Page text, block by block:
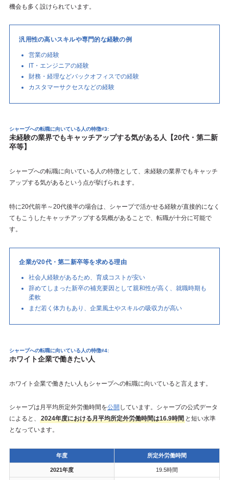
機会も多く設けられています。
汎用性の高いスキルや専門的な経験の例
営業の経験
IT・エンジニアの経験
財務・経理などバックオフィスでの経験
カスタマーサクセスなどの経験
シャープへの転職に向いている人の特徴#3:
未経験の業界でもキャッチアップする気がある人【20代・第二新
卒等】
シャープへの転職に向いている人の特徴として、未経験の業界でもキャッチ
アップする気があるという点が挙げられます。
特に20代前半～20代後半の場合は、シャープで活かせる経験が直接的になく
てもこうしたキャッチアップする気概があることで、転職が十分に可能で
す。
企業が20代・第二新卒等を求める理由
社会人経験があるため、育成コストが安い
辞めてしまった新卒の補充要因として親和性が高く、就職時期も
柔軟
まだ若く体力もあり、企業風土やスキルの吸収力が高い
シャープへの転職に向いている人の特徴#4:
ホワイト企業で働きたい人
ホワイト企業で働きたい人もシャープへの転職に向いていると言えます。
シャープは月平均所定外労働時間を公開 しています。シャープの公式データ
によると、
2024年度における月平均所定外労働時間は16.9時間と短い水準
となっています。
年度 所定外労働時間
2021年度 19.5時間